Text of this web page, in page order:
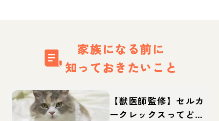
家族になる前に
知っておきたいこと
【獣医師監修】セルカ
ークレックスってどん